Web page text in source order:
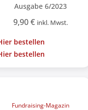
Ausgabe 6/2023
9,90€ inkl. Mwst.
bestellen
bestellen
Fundraising-Magazin